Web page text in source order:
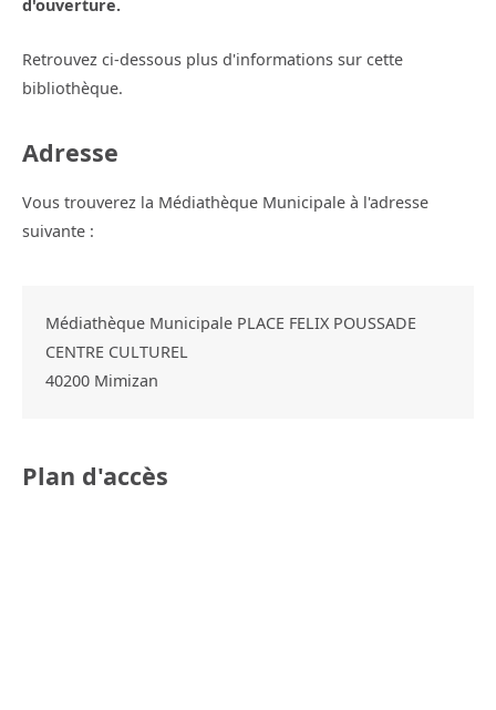
d'ouverture.
Retrouvez ci-dessous plus d'informations sur cette
bibliothèque.
Adresse
Vous trouverez la Médiathèque Municipale à l'adresse
suivante :
Médiathèque Municipale PLACE FELIX POUSSADE
CENTRE CULTUREL
40200 Mimizan
Plan d'accès